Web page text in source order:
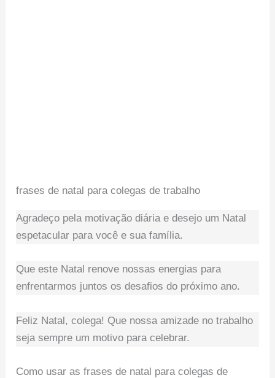
frases de natal para colegas de trabalho
Agradeço pela motivação diária e desejo um Natal
espetacular para você e sua família.
Que este Natal renove nossas energias para
enfrentarmos juntos os desafios do próximo ano.
Feliz Natal, colega! Que nossa amizade no trabalho
seja sempre um motivo para celebrar.
Como usar as frases de natal para colegas de